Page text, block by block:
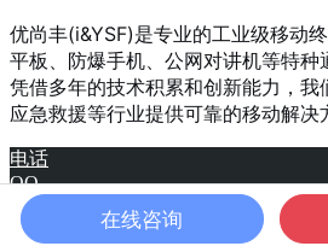
优尚丰(i&YSF)是专业的工业级移动
平板、防爆手机、公网对讲机等特种
凭借多年的技术积累和创新能力，我
应急救援等行业提供可靠的移动解决
电话
QQ
产品
微信
在线咨询